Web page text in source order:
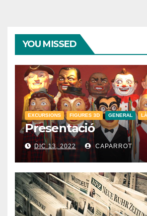
YOU MISSED
EXCURSIONS FIGURES 3D GENERAL
Presentació
DIC 13, 2022 CAPARROT